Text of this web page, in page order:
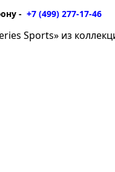
- +7 (499) 277-17-46
Sports» из